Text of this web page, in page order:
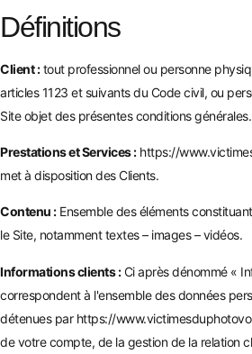
Définitions
Client :tout professionnel ou personne
articles 1123 et suivants du Code civil, ou
Site objet des présentes conditions générales.
Prestations et Services : https://
met à disposition des Clients.
Contenu :Ensemble des éléments
le Site, notamment textes – images – vidéos.
Informations clients :Ci après dénommé «
correspondent à l'ensemble des données
détenues par https://
de votre compte, de la gestion de la relation